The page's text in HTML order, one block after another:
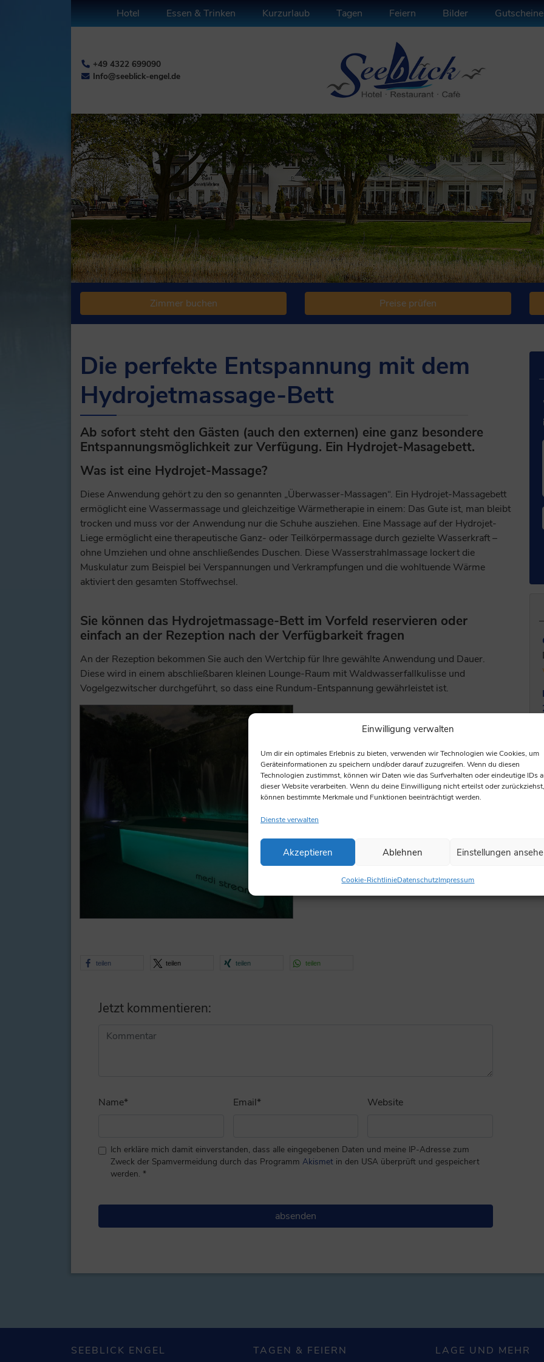
Einwilligung verwalten
Um dir ein optimales Erlebnis zu bieten, verwenden wir Technologien wie Cookies, um
Geräteinformationen zu speichern und/oder darauf zuzugreifen. Wenn du diesen
Technologien zustimmst, können wir Daten wie das Surfverhalten oder eindeutige IDs
dieser Website verarbeiten. Wenn du deine Einwilligung nicht erteilst oder zurückziehst,
können bestimmte Merkmale und Funktionen beeinträchtigt werden.
Dienste verwalten
Akzeptieren Ablehnen Einstellungen
Cookie-RichtlinieDatenschutzImpressum
Hotel Essen & Trinken Kurzurlaub Tagen Feiern Bilder Gutscheine
+49 4322 699090
Info@seeblick-engel.de
Zimmer buchen Preise prüfen
Die perfekte Entspannung mit dem
Hydrojetmassage-Bett
Ab sofort steht den Gästen (auch den externen) eine ganz besondere
Entspannungsmöglichkeit zur Verfügung. Ein Hydrojet-Masagebett.
Was ist eine Hydrojet-Massage?
Diese Anwendung gehört zu den so genannten „Überwasser-Massagen“. Ein Hydrojet-Massagebett
ermöglicht eine Wassermassage und gleichzeitige Wärmetherapie in einem: Das Gute ist, man bleibt
trocken und muss vor der Anwendung nur die Schuhe ausziehen. Eine Massage auf der Hydrojet-
Liege ermöglicht eine therapeutische Ganz- oder Teilkörpermassage durch gezielte Wasserkraft –
ohne Umziehen und ohne anschließendes Duschen. Diese Wasserstrahlmassage lockert die
Muskulatur zum Beispiel bei Verspannungen und Verkrampfungen und die wohltuende Wärme
aktiviert den gesamten Stoffwechsel.
Sie können das Hydrojetmassage-Bett im Vorfeld reservieren oder
einfach an der Rezeption nach der Verfügbarkeit fragen
An der Rezeption bekommen Sie auch den Wertchip für Ihre gewählte Anwendung und Dauer.
Diese wird in einem abschließbaren kleinen Lounge-Raum mit Waldwasserfallkulisse und
Vogelgezwitscher durchgeführt, so dass eine Rundum-Entspannung gewährleistet ist.
teilen teilen teilen teilen
Jetzt kommentieren:
Name* Email* Website
Ich erkläre mich damit einverstanden, dass alle eingegebenen Daten und meine IP-Adresse zum
Zweck der Spamvermeidung durch das Programm Akismet in den USA überprüft und gespeichert
werden. *
Alternative:
SEEBLICK ENGEL TAGEN & FEIERN LAGE UND MEHR